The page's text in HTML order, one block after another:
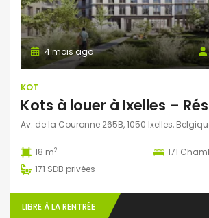
4 mois ago
KOT
Av. de la Couronne 265B, 1050 Ixelles,
18 m2 171
171 SDB privées
LIBRE À LA RENTRÉE